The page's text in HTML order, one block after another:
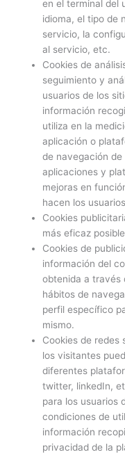
en el terminal del
idioma, el tipo de
servicio, la
al servicio, etc.
Cookies de
seguimiento y
usuarios de los
información
utiliza en la
aplicación o
de navegación de
aplicaciones y
mejoras en
hacen los
Cookies
más eficaz
Cookies de
información del
obtenida a través
hábitos de
perfil específico
mismo.
Cookies de redes
los visitantes
diferentes
twitter, linkedIn,
para los usuarios
condiciones de
información
privacidad de la